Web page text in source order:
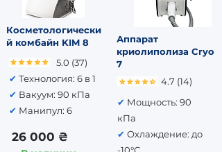
Косметологически
й комбайн KIM 8
5.0 (37)
✔ Технология: 6 в 1
✔ Вакуум: 90 кПа
✔ Манипул: 6
26 000 ₴
Аппарат
криолиполиза Cryo
7
4.7 (14)
✔ Мощность: 90
кПа
✔ Охлаждение: до